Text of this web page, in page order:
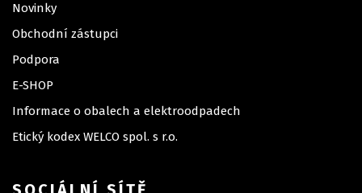
Novinky
Obchodní zástupci
Podpora
E-SHOP
Informace o obalech a elektroodpadech
Etický kodex WELCO spol. s r.o.